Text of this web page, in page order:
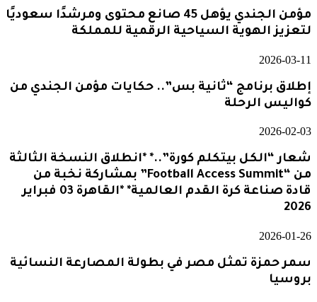
مؤمن الجندي يؤهل 45 صانع محتوى ومرشدًا سعوديًا
لتعزيز الهوية السياحية الرقمية للمملكة
2026-03-11
إطلاق برنامج “ثانية بس”.. حكايات مؤمن الجندي من
كواليس الرحلة
2026-02-03
شعار “الكل بيتكلم كورة”..* *انطلاق النسخة الثالثة
من “Football Access Summit” بمشاركة نخبة من
قادة صناعة كرة القدم العالمية* *القاهرة 03 فبراير
2026
2026-01-26
سمر حمزة تمثل مصر في بطولة المصارعة النسائية
بروسيا